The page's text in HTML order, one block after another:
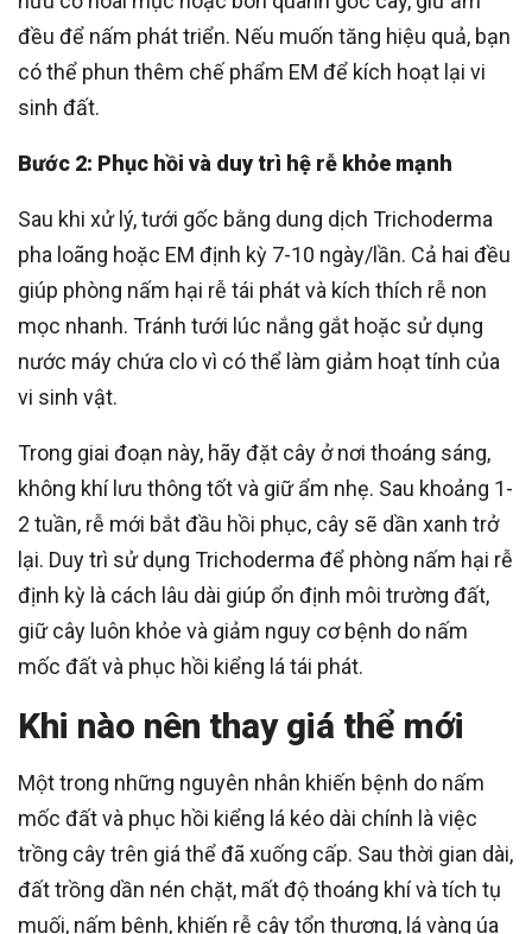
đều để nấm phát triển. Nếu muốn tăng hiệu quả, bạn
có thể phun thêm chế phẩm EM để kích hoạt lại vi
sinh đất.
Bước 2: Phục hồi và duy trì hệ rễ khỏe mạnh
Sau khi xử lý, tưới gốc bằng dung dịch Trichoderma
pha loãng hoặc EM định kỳ 7-10 ngày/lần. Cả hai đều
giúp phòng nấm hại rễ tái phát và kích thích rễ non
mọc nhanh. Tránh tưới lúc nắng gắt hoặc sử dụng
nước máy chứa clo vì có thể làm giảm hoạt tính của
vi sinh vật.
Trong giai đoạn này, hãy đặt cây ở nơi thoáng sáng,
không khí lưu thông tốt và giữ ẩm nhẹ. Sau khoảng 1-
2 tuần, rễ mới bắt đầu hồi phục, cây sẽ dần xanh trở
lại. Duy trì sử dụng Trichoderma để phòng nấm hại rễ
định kỳ là cách lâu dài giúp ổn định môi trường đất,
giữ cây luôn khỏe và giảm nguy cơ bệnh do nấm
mốc đất và phục hồi kiểng lá tái phát.
Khi nào nên thay giá thể mới
Một trong những nguyên nhân khiến bệnh do nấm
mốc đất và phục hồi kiểng lá kéo dài chính là việc
trồng cây trên giá thể đã xuống cấp. Sau thời gian dài,
đất trồng dần nén chặt, mất độ thoáng khí và tích tụ
muối, nấm bệnh, khiến rễ cây tổn thương, lá vàng úa